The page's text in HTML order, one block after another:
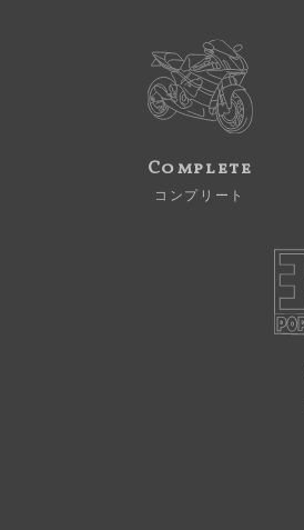
Complete
コンプリート